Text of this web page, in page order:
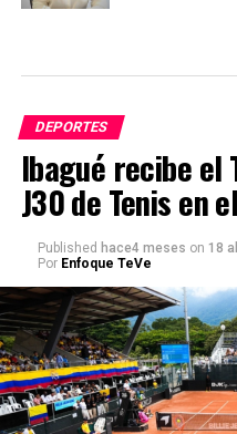
DEPORTES
Ibagué recibe el
J30 de Tenis en
Published hace4 meses on 18
Por Enfoque TeVe